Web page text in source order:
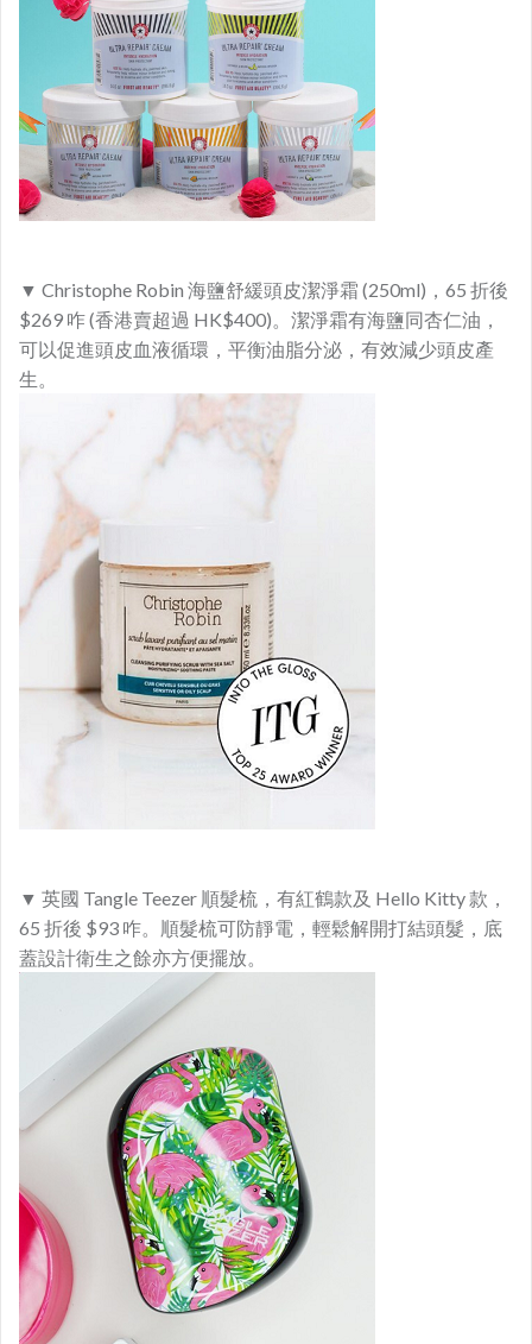
▼ Christophe Robin 海鹽舒緩頭皮潔淨霜 (250ml)，65 折後
$269 咋 (香港賣超過 HK$400)。潔淨霜有海鹽同杏仁油，
可以促進頭皮血液循環，平衡油脂分泌，有效減少頭皮產
生。
▼ 英國 Tangle Teezer 順髮梳，有紅鶴款及 Hello Kitty 款，
65 折後 $93 咋。順髮梳可防靜電，輕鬆解開打結頭髮，底
蓋設計衛生之餘亦方便擺放。